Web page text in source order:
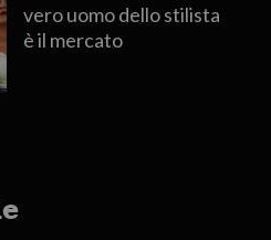
vero uomo dello stilista
è il mercato